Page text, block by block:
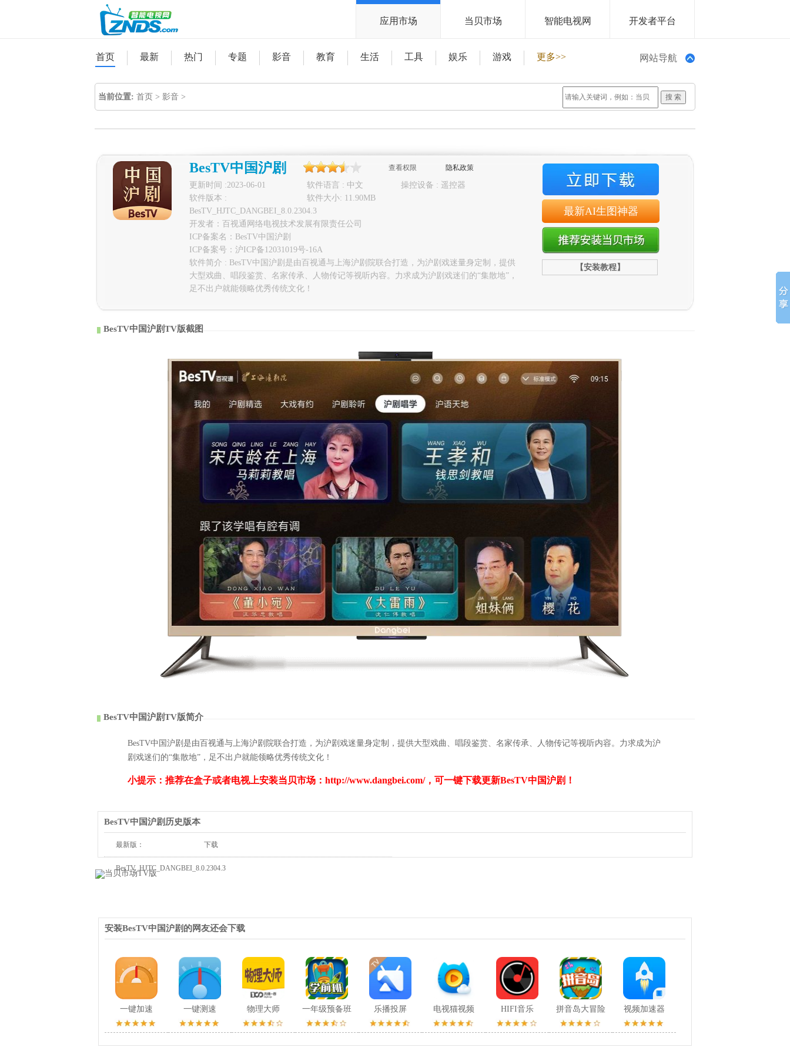
应用市场 当贝市场 智能电视网 开发者平台
首页 最新 热门 专题 影音 教育 生活 工具 娱乐 游戏 更多>> 网站导航
当前位置: 首页 > 影音 >
BesTV中国沪剧 查看权限 隐私政策
更新时间 :2023-06-01 软件语言 : 中文
操控设备 : 遥控器
软件版本 :
BesTV_HJTC_DANGBEI_8.0.2304.3
软件大小: 11.90MB
开发者：百视通网络电视技术发展有限责任公司
ICP备案名：BesTV中国沪剧
ICP备案号： 沪ICP备12031019号-16A
软件简介 : BesTV中国沪剧是由百视通与上海沪剧院联合打造，为沪剧戏迷量身定制，提供
大型戏曲、唱段鉴赏、名家传承、人物传记等视听内容。力求成为沪剧戏迷们的“集散地”，
足不出户就能领略优秀传统文化！
最新AI生图神器
【安装教程】
BesTV中国沪剧TV版截图
BesTV中国沪剧TV版简介
BesTV中国沪剧是由百视通与上海沪剧院联合打造，为沪剧戏迷量身定制，提供大型戏曲、唱段鉴赏、名家传承、人物传记等视听内容。力求成为沪
剧戏迷们的“集散地”，足不出户就能领略优秀传统文化！
小提示：推荐在盒子或者电视上安装当贝市场： http://www.dangbei.com/，可一键下载更新BesTV中国沪剧！
BesTV中国沪剧历史版本
最新版：
BesTV_HJTC_DANGBEI_8.0.2304.3
下载
安装BesTV中国沪剧的网友还会下载
一键加速 一键测速 物理大师 一年级预备班 乐播投屏 电视猫视频 HIFI音乐 拼音岛大冒险 视频加速器